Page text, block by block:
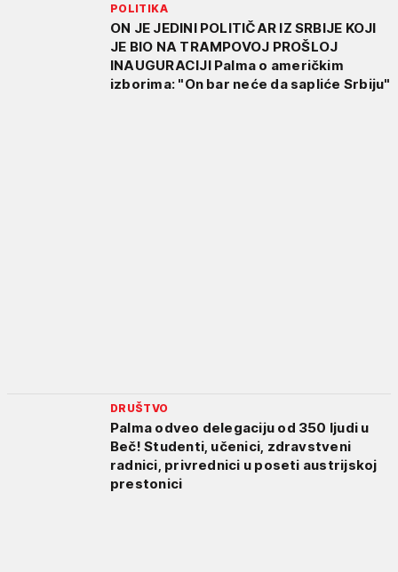
POLITIKA
ON JE JEDINI POLITIČAR IZ SRBIJE KOJI
JE BIO NA TRAMPOVOJ PROŠLOJ
INAUGURACIJI Palma o američkim
izborima: "On bar neće da sapliće Srbiju"
DRUŠTVO
Palma odveo delegaciju od 350 ljudi u
Beč! Studenti, učenici, zdravstveni
radnici, privrednici u poseti austrijskoj
prestonici